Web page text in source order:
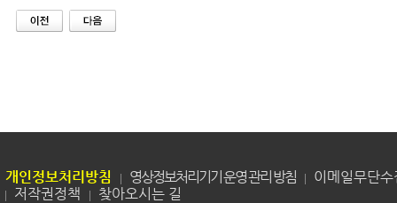
개인정보처리방침 영상정보처리기기 운영 관리 방침
이메일무단
저작권정책
찾아오시는 길